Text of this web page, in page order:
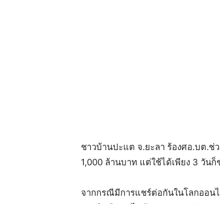
ชาวบ้านปะแต จ.ยะลา ร้องศอ.บต.ช่
1,000 ล้านบาท แต่ใช้ได้เพียง 3 วัน
จากกรณีมีการแชร์ต่อกันในโลกออนไ